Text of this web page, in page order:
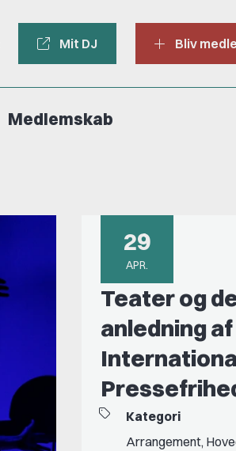
Mit DJ Bliv
Medlemskab
29
APR.
Teater og
anledning
Kategori
Arrangement,